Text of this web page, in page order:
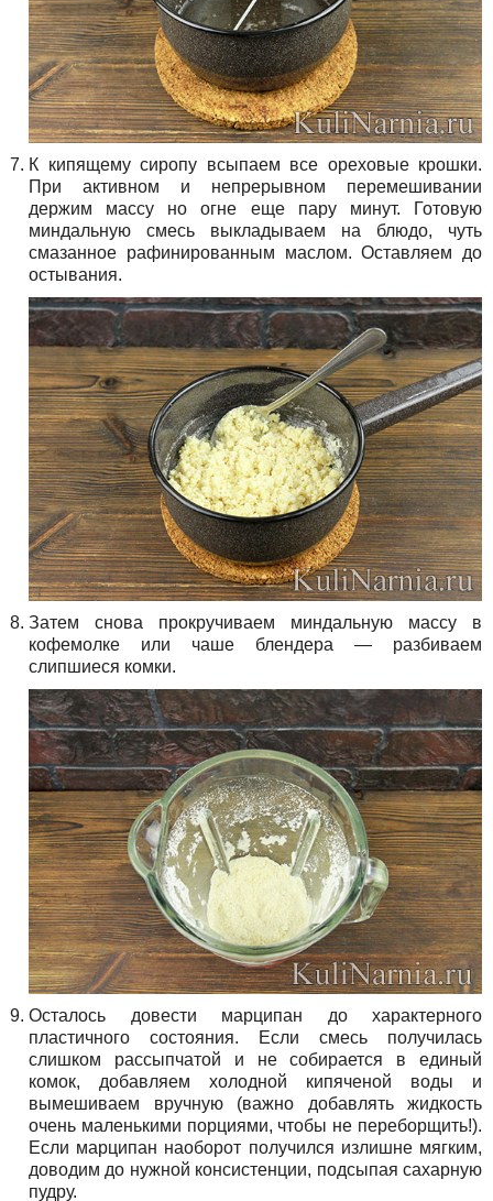
К кипящему сиропу всыпаем все ореховые крошки.
При активном и непрерывном перемешивании
держим массу но огне еще пару минут. Готовую
миндальную смесь выкладываем на блюдо, чуть
смазанное рафинированным маслом. Оставляем до
остывания.
Затем снова прокручиваем миндальную массу в
кофемолке или чаше блендера — разбиваем
слипшиеся комки.
Осталось довести марципан до характерного
пластичного состояния. Если смесь получилась
слишком рассыпчатой и не собирается в единый
комок, добавляем холодной кипяченой воды и
вымешиваем вручную (важно добавлять жидкость
очень маленькими порциями, чтобы не переборщить!).
Если марципан наоборот получился излишне мягким,
доводим до нужной консистенции, подсыпая сахарную
пудру.